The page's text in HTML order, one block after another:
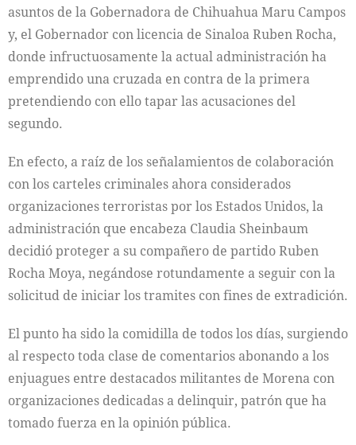
asuntos de la Gobernadora de Chihuahua Maru Campos
y, el Gobernador con licencia de Sinaloa Ruben Rocha,
donde infructuosamente la actual administración ha
emprendido una cruzada en contra de la primera
pretendiendo con ello tapar las acusaciones del
segundo.
En efecto, a raíz de los señalamientos de colaboración
con los carteles criminales ahora considerados
organizaciones terroristas por los Estados Unidos, la
administración que encabeza Claudia Sheinbaum
decidió proteger a su compañero de partido Ruben
Rocha Moya, negándose rotundamente a seguir con la
solicitud de iniciar los tramites con fines de extradición.
El punto ha sido la comidilla de todos los días, surgiendo
al respecto toda clase de comentarios abonando a los
enjuagues entre destacados militantes de Morena con
organizaciones dedicadas a delinquir, patrón que ha
tomado fuerza en la opinión pública.